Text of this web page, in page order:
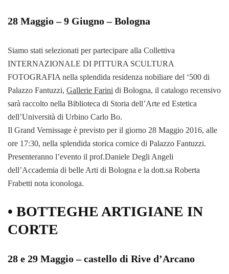
28 Maggio – 9 Giugno – Bologna
Siamo stati selezionati per partecipare alla Collettiva
INTERNAZIONALE DI PITTURA SCULTURA
FOTOGRAFIA nella splendida residenza nobiliare del ‘500 di
Palazzo Fantuzzi, Gallerie Farini di Bologna, il catalogo recensivo
sarà raccolto nella Biblioteca di Storia dell’Arte ed Estetica
dell’Università di Urbino Carlo Bo.
Il Grand Vernissage è previsto per il giorno 28 Maggio 2016, alle
ore 17:30, nella splendida storica cornice di Palazzo Fantuzzi.
Presenteranno l’evento il prof.Daniele Degli Angeli
dell’Accademia di belle Arti di Bologna e la dott.sa Roberta
Frabetti nota iconologa.
• BOTTEGHE ARTIGIANE IN
CORTE
28 e 29 Maggio – castello di Rive d’Arcano